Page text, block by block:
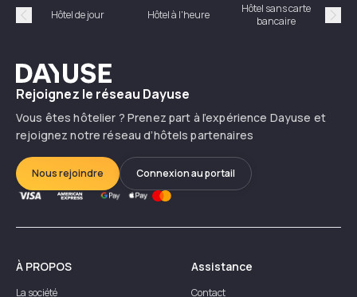
Précédent
Hôtel de jour Hôtel à l'heure
Hôtel sans carte
bancaire
Dayuse
Rejoignez le réseau Dayuse
Vous êtes hôtelier ? Prenez part à l’expérience Dayuse et
rejoignez notre réseau d’hôtels partenaires
Nous rejoindre Connexion au portail
À PROPOS
La société
Assistance
Contact